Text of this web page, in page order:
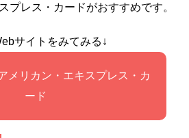
プレス・カードがおすすめです。
サイトをみてみる↓
メリカン・エキスプレス・カ
ード